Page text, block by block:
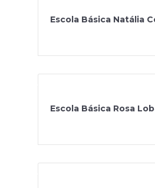
Escola Básica Natália
Escola Básica Rosa